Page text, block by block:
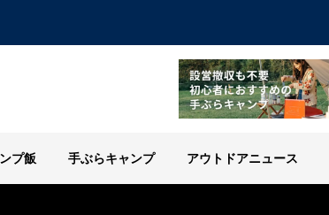
プ飯 手ぶらキャンプ アウトドアニュース